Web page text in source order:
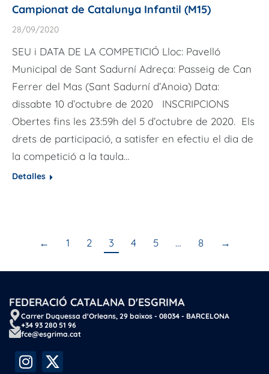
Campionat de Catalunya Infantil (M15)
28/09/2020
SEU i DATA DE LA COMPETICIÓ Lloc: Pavelló
Municipal de Sant Sadurní Adreça: Passeig de Can
Ferrer del Mas (Sant Sadurní d’Anoia) Data:
dissabte 10 d’octubre de 2020 INSCRIPCIONS
Obertes fins les 23:59h del 5 d’octubre de 2020. Els
drets de participació, a satisfer en efectiu el dia de
la competició a la taula…
Detalles
← 1 2 3 4 5 … 8 →
FEDERACIÓ CATALANA D'ESGRIMA
Carrer Duquessa d'Orleans, 29 baixos - 08034 - BARCELONA
+34 93 280 51 96
fce@esgrima.cat